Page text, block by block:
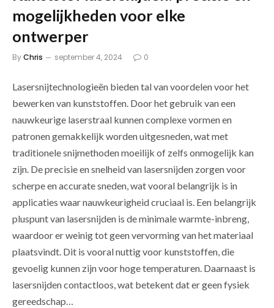
mogelijkheden voor elke
ontwerper
ByChris september 4, 2024 0
Lasersnijtechnologieën bieden tal van voordelen voor het
bewerken van kunststoffen. Door het gebruik van een
nauwkeurige laserstraal kunnen complexe vormen en
patronen gemakkelijk worden uitgesneden, wat met
traditionele snijmethoden moeilijk of zelfs onmogelijk kan
zijn. De precisie en snelheid van lasersnijden zorgen voor
scherpe en accurate sneden, wat vooral belangrijk is in
applicaties waar nauwkeurigheid cruciaal is. Een belangrijk
pluspunt van lasersnijden is de minimale warmte-inbreng,
waardoor er weinig tot geen vervorming van het materiaal
plaatsvindt. Dit is vooral nuttig voor kunststoffen, die
gevoelig kunnen zijn voor hoge temperaturen. Daarnaast is
lasersnijden contactloos, wat betekent dat er geen fysiek
gereedschap…